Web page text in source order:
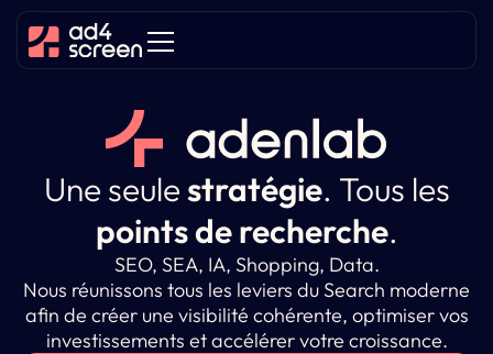
Une seulestratégie. Tous les
points de recherche.
SEO, SEA, IA, Shopping, Data.
Nous réunissons tous les leviers du Search moderne
afin de créer une visibilité cohérente, optimiser vos
investissements et accélérer votre croissance.